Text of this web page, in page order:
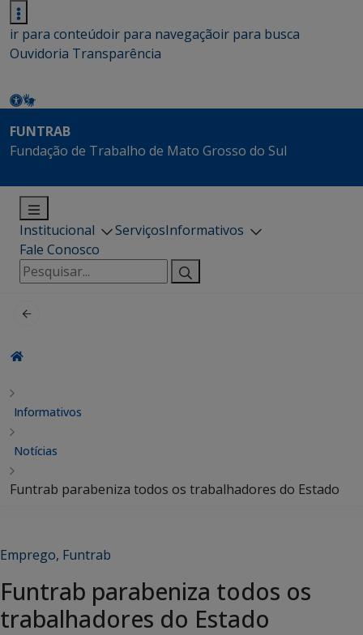
ir para conteúdoir para navegaçãoir para busca
Ouvidoria Transparência
FUNTRAB
Fundação de Trabalho de Mato Grosso do Sul
Institucional ServiçosInformativos
Fale Conosco
Pesquisar
por:
Informativos
Notícias
Funtrab parabeniza todos os trabalhadores do Estado
Emprego, Funtrab
Funtrab parabeniza todos os
trabalhadores do Estado